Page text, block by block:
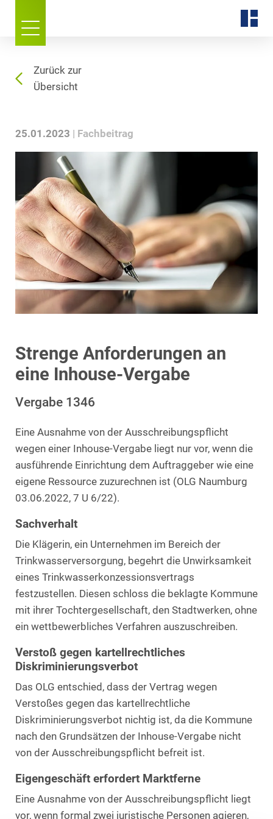
Zurück zur
Übersicht
25.01.2023 Fachbeitrag
Strenge Anforderungen an
eine Inhouse-Vergabe
Vergabe 1346
Eine Ausnahme von der Ausschreibungspflicht
wegen einer Inhouse-Vergabe liegt nur vor, wenn die
ausführende Einrichtung dem Auftraggeber wie eine
eigene Ressource zuzurechnen ist (OLG Naumburg
03.06.2022, 7 U 6/22).
Sachverhalt
Die Klägerin, ein Unternehmen im Bereich der
Trinkwasserversorgung, begehrt die Unwirksamkeit
eines Trinkwasserkonzessionsvertrags
festzustellen. Diesen schloss die beklagte Kommune
mit ihrer Tochtergesellschaft, den Stadtwerken, ohne
ein wettbewerbliches Verfahren auszuschreiben.
Verstoß gegen kartellrechtliches
Diskriminierungsverbot
Das OLG entschied, dass der Vertrag wegen
Verstoßes gegen das kartellrechtliche
Diskriminierungsverbot nichtig ist, da die Kommune
nach den Grundsätzen der Inhouse-Vergabe nicht
von der Ausschreibungspflicht befreit ist.
Eigengeschäft erfordert Marktferne
Eine Ausnahme von der Ausschreibungspflicht liegt
vor, wenn formal zwei juristische Personen agieren,